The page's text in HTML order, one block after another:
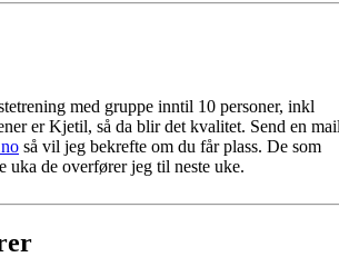
med gruppe inntil 10 personer, inkl
er Kjetil, så da blir det kvalitet. Send en
så vil jeg bekrefte om du får plass. De som
uka de overfører jeg til neste uke.